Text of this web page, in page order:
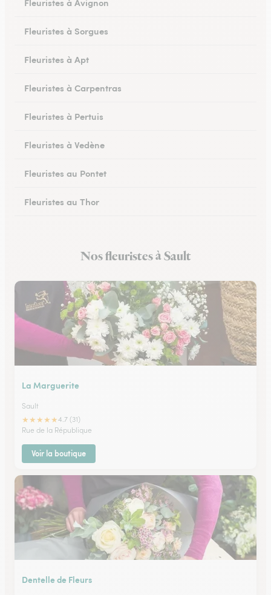
Fleuristes à Sorgues
Fleuristes à Apt
Fleuristes à Carpentras
Fleuristes à Pertuis
Fleuristes à Vedène
Fleuristes au Pontet
Fleuristes au Thor
Fleuristes à SarriansNos fleuristes à Sault
La Marguerite
Sault
★★★★★4.7 (31)
Rue de la République
Voir la boutique
Dentelle de Fleurs